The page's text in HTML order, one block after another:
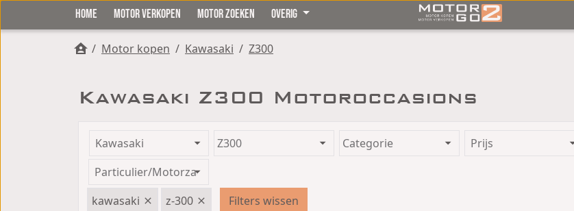
HOME MOTOR VERKOPEN MOTOR ZOEKEN OVERIG
/ Motor kopen / Kawasaki / Z300
Kawasaki Z300 Motoroccasions
Prijs
kawasaki
z-300 Filters wissen